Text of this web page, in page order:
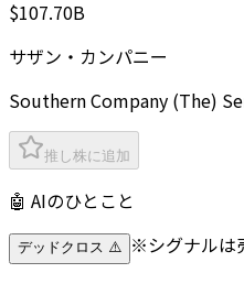
$107.70B
サザン・カンパニー
Southern Company (The)
推し株に追加
🤖 AIのひとこと
デッドクロス ⚠️ ※シグナルは